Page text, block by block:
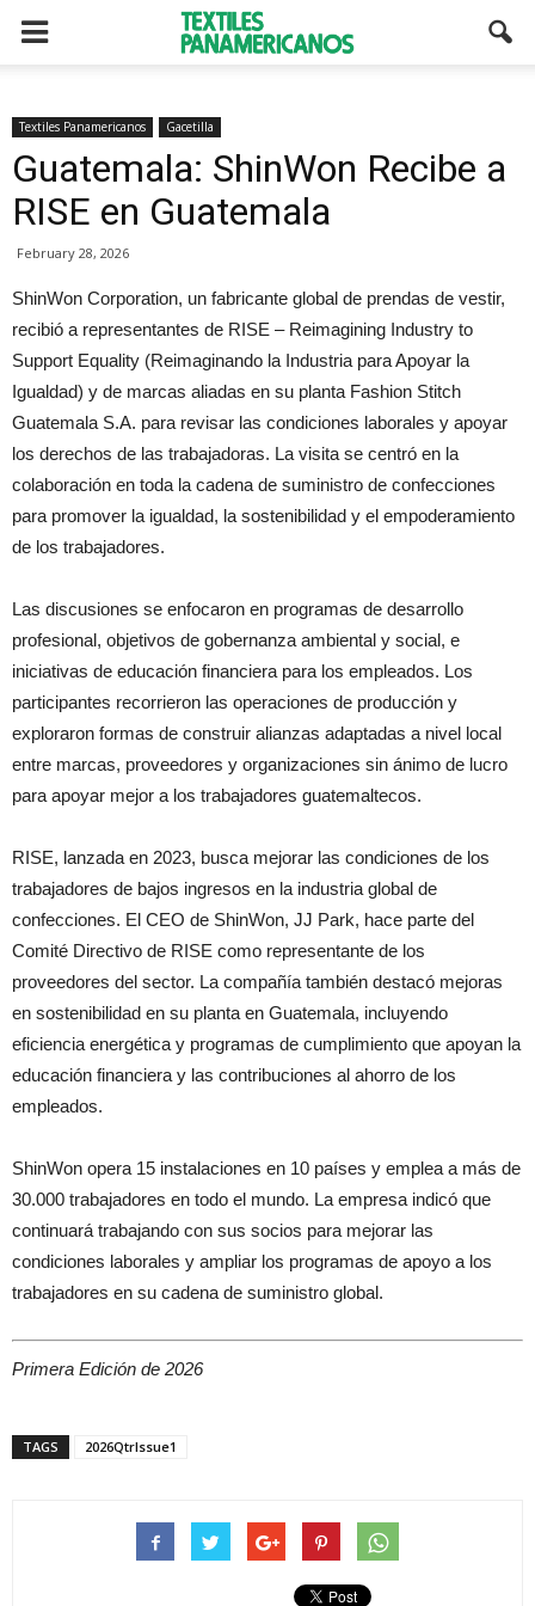
Textiles Panamericanos Gacetilla
Guatemala: ShinWon Recibe a
RISE en Guatemala
February 28, 2026
ShinWon Corporation, un fabricante global de prendas de vestir,
recibió a representantes de RISE – Reimagining Industry to
Support Equality (Reimaginando la Industria para Apoyar la
Igualdad) y de marcas aliadas en su planta Fashion Stitch
Guatemala S.A. para revisar las condiciones laborales y apoyar
los derechos de las trabajadoras. La visita se centró en la
colaboración en toda la cadena de suministro de confecciones
para promover la igualdad, la sostenibilidad y el empoderamiento
de los trabajadores.
Las discusiones se enfocaron en programas de desarrollo
profesional, objetivos de gobernanza ambiental y social, e
iniciativas de educación financiera para los empleados. Los
participantes recorrieron las operaciones de producción y
exploraron formas de construir alianzas adaptadas a nivel local
entre marcas, proveedores y organizaciones sin ánimo de lucro
para apoyar mejor a los trabajadores guatemaltecos.
RISE, lanzada en 2023, busca mejorar las condiciones de los
trabajadores de bajos ingresos en la industria global de
confecciones. El CEO de ShinWon, JJ Park, hace parte del
Comité Directivo de RISE como representante de los
proveedores del sector. La compañía también destacó mejoras
en sostenibilidad en su planta en Guatemala, incluyendo
eficiencia energética y programas de cumplimiento que apoyan la
educación financiera y las contribuciones al ahorro de los
empleados.
ShinWon opera 15 instalaciones en 10 países y emplea a más de
30.000 trabajadores en todo el mundo. La empresa indicó que
continuará trabajando con sus socios para mejorar las
condiciones laborales y ampliar los programas de apoyo a los
trabajadores en su cadena de suministro global.
Primera Edición de 2026
TAGS 2026QtrIssue1